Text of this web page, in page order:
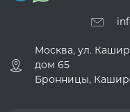
Москва, ул.
дом 65
Бронницы,